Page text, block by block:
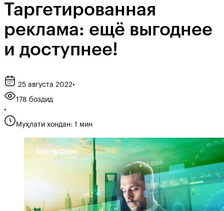
Таргетированная
реклама: ещё выгоднее
и доступнее!
25 августа 2022•
178 боздид
•
Муҳлати хондан: 1 мин